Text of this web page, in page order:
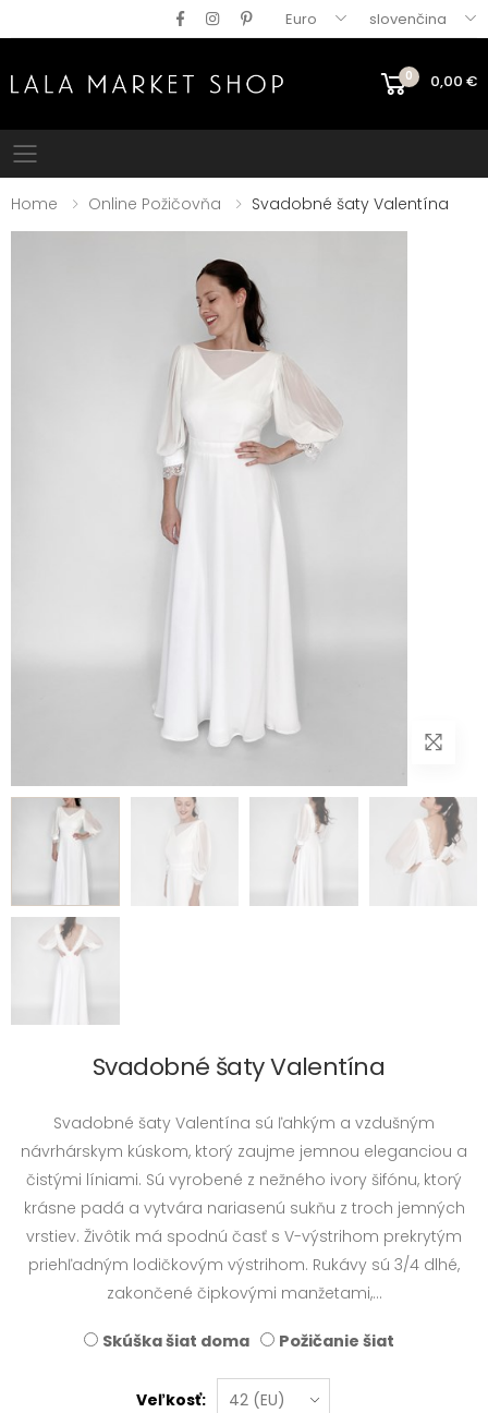
Euro slovenčina
0 0,00 €
Mobile menu
Home Online Požičovňa Svadobné šaty Valentína
Svadobné šaty Valentína
Svadobné šaty Valentína sú ľahkým a vzdušným
návrhárskym kúskom, ktorý zaujme jemnou eleganciou a
čistými líniami. Sú vyrobené z nežného ivory šifónu, ktorý
krásne padá a vytvára nariasenú sukňu z troch jemných
vrstiev. Živôtik má spodnú časť s V-výstrihom prekrytým
priehľadným lodičkovým výstrihom. Rukávy sú 3/4 dlhé,
zakončené čipkovými manžetami,...
Skúška šiat doma Požičanie šiat
Veľkosť: